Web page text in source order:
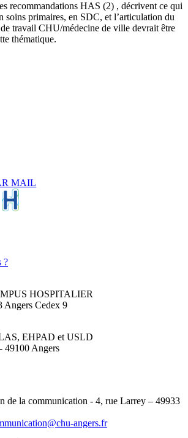
recommandations HAS (2) , décrivent ce qui
soins primaires, en SDC, et l’articulation du
travail CHU/médecine de ville devrait être
thématique.
MAIL
?
HOSPITALIER
Angers Cedex 9
EHPAD et USLD
49100 Angers
de la communication - 4, rue Larrey – 49933
angers.fr